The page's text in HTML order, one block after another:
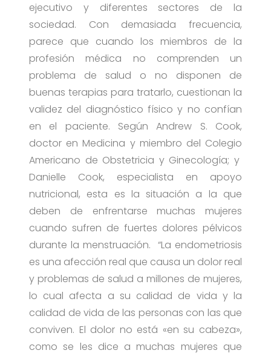
ejecutivo y diferentes sectores de la
sociedad. Con demasiada frecuencia,
parece que cuando los miembros de la
profesión médica no comprenden un
problema de salud o no disponen de
buenas terapias para tratarlo, cuestionan la
validez del diagnóstico físico y no confían
en el paciente. Según Andrew S. Cook,
doctor en Medicina y miembro del Colegio
Americano de Obstetricia y Ginecología; y
Danielle Cook, especialista en apoyo
nutricional, esta es la situación a la que
deben de enfrentarse muchas mujeres
cuando sufren de fuertes dolores pélvicos
durante la menstruación. “La endometriosis
es una afección real que causa un dolor real
y problemas de salud a millones de mujeres,
lo cual afecta a su calidad de vida y la
calidad de vida de las personas con las que
conviven. El dolor no está «en su cabeza»,
como se les dice a muchas mujeres que